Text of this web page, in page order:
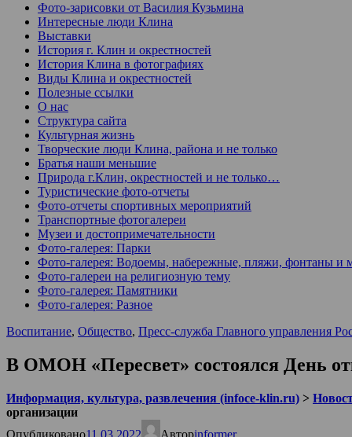
Фото-зарисовки от Василия Кузьмина
Интересные люди Клина
Выставки
История г. Клин и окрестностей
История Клина в фотографиях
Виды Клина и окрестностей
Полезные ссылки
О нас
Структура сайта
Культурная жизнь
Творческие люди Клина, района и не только
Братья наши меньшие
Природа г.Клин, окрестностей и не только…
Туристические фото-отчеты
Фото-отчеты спортивных мероприятий
Транспортные фотогалереи
Музеи и достопримечательности
Фото-галерея: Парки
Фото-галерея: Водоемы, набережные, пляжи, фонтаны и
Фото-галереи на религиозную тему
Фото-галерея: Памятники
Фото-галерея: Разное
Воспитание, Общество, Пресс-служба Главного управления
В ОМОН «Пересвет» состоялся День
Информация, культура, развлечения (infoce-klin.ru) >
организации
Опубликовано11.03.2022 Авторinformer